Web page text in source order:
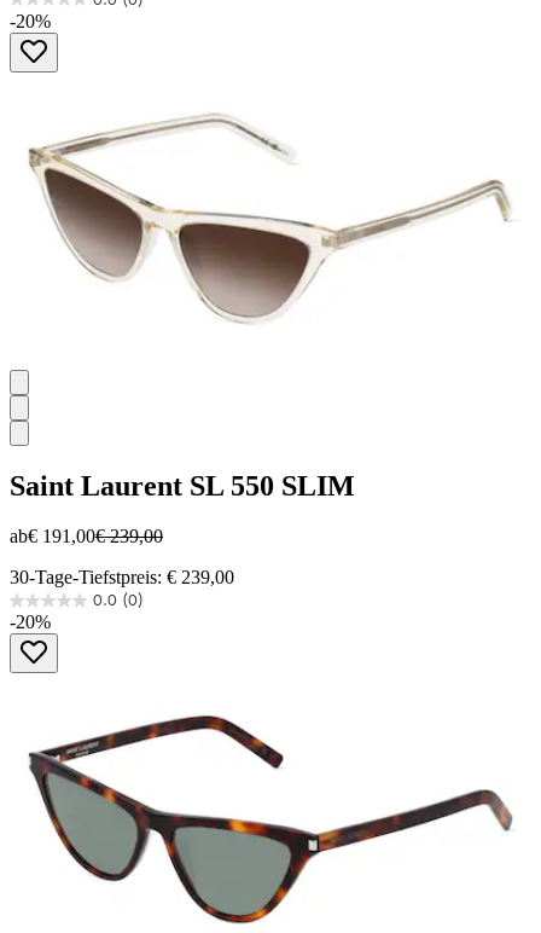
0.0
von
Sternen.
-20%
Saint Laurent SL 550 SLIM
ab€ 191,00€ 239,00
30-Tage-Tiefstpreis: € 239,00
0.0 (0)
0.0
von
Sternen.
-20%